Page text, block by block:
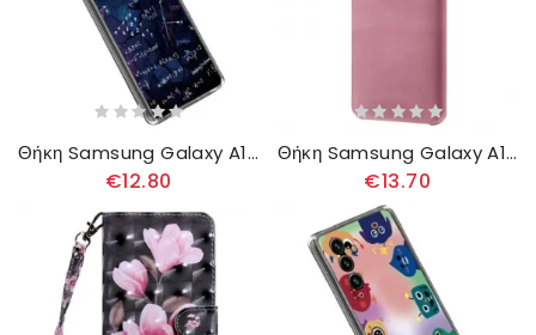
Θήκη Samsung Galaxy A14 / A14 5G Μαθηματικοί Υπολογισμοί Σιλικόνης
€12.80
Θήκη Samsung Galaxy A14 / A14 5G Εφέ Δέρματος
€13.70